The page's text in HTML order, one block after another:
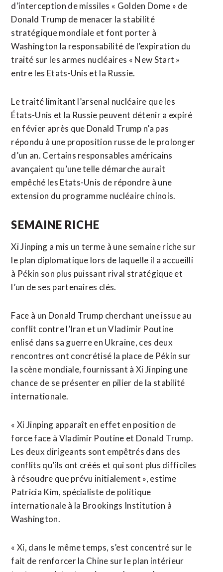
d’interception de ‌missiles « Golden Dome » de
Donald Trump de menacer la stabilité
stratégique mondiale et font porter à
Washington la responsabilité de l’expiration ​du
traité sur les armes nucléaires « New Start »
entre ⁠les Etats-Unis et la Russie.
Le traité limitant l’arsenal nucléaire que les
États-Unis et la Russie peuvent détenir a expiré
en févier après que Donald Trump ‌n’a pas
répondu à une proposition russe de le ‌prolonger
d’un an. Certains responsables américains
avançaient qu’une telle démarche aurait
empêché les Etats-Unis de répondre à une
extension du programme nucléaire chinois.
SEMAINE RICHE
Xi Jinping a mis un terme à une semaine riche sur
le plan diplomatique lors de laquelle il a accueilli
à Pékin son plus puissant rival stratégique et
l’un de ses partenaires clés.
Face à un Donald Trump cherchant une issue au
conflit contre l’Iran et un ​Vladimir Poutine
enlisé dans sa guerre en Ukraine, ces deux
rencontres ont concrétisé la place de Pékin sur
la scène mondiale, fournissant à Xi Jinping une
chance de se présenter en pilier de la stabilité
internationale.
« Xi Jinping apparaît en effet en position de
force face à Vladimir Poutine et Donald Trump.
Les deux dirigeants sont empêtrés dans des
conflits qu’ils ont créés et qui sont plus difficiles
à résoudre que prévu initialement », estime
Patricia Kim, spécialiste de politique
internationale à la Brookings Institution à
Washington.
« Xi, dans le même temps, s’est concentré sur le
fait de renforcer la Chine sur le plan intérieur